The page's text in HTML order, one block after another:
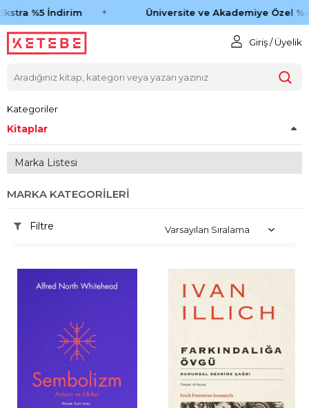
%5 İndirim Üniversite ve Akademiye Özel %45
Giriş / Üyelik
Kategoriler
Kitaplar
Marka Listesi
MARKA KATEGORILERI
Filtre